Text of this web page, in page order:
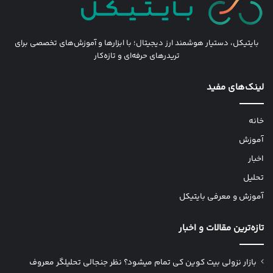
بایتیکل، دستیار هوشمند ارز دیجیتال؛ با ابزارها و آموزش‌های تخصصی برای
تریدرهای حرفه‌ای و تازه‌کار
لینک‌های مفید
خانه
آموزش
اخبار
تحلیل
آموزش و معرفی بایتیکل
تازه‌ترین مقالات و اخبار
بازار نزولی بیت کوین کی تمام میشود؟ نظر جنجالی تحلیلگر معروف